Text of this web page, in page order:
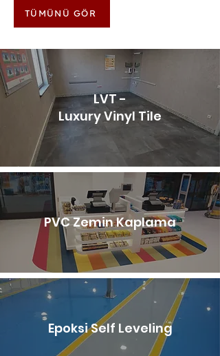
TÜMÜNÜ GÖR
LVT -
Luxury Vinyl Tile
PVC Zemin Kaplama
Epoksi Self Leveling